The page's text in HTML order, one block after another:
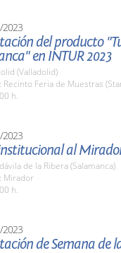
2023
del producto
en INTUR 2023
(Valladolid)
Recinto Feria de Muestras
h.
2023
al
de la Ribera (Salamanca)
Mirador
h.
2023
de Semana de